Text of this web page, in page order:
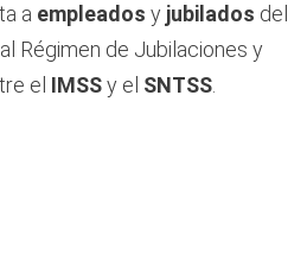
a empleados y jubilados del
Régimen de Jubilaciones y
el IMSSy el SNTSS.